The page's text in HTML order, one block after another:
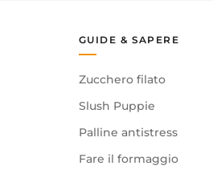
GUIDE & SAPERE
Zucchero filato
Slush Puppie
Palline antistress
Fare il formaggio